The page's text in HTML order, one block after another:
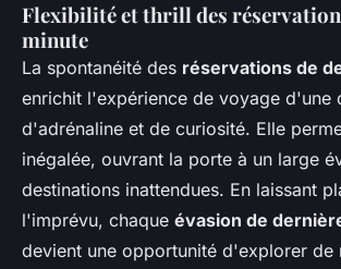
Flexibilité et thrill des
minute
La spontanéité des réservations de
enrichit l'expérience de voyage d'une
d'adrénaline et de curiosité. Elle
inégalée, ouvrant la porte à un large
destinations inattendues. En laissant
l'imprévu, chaque évasion de
devient une opportunité d'explorer de